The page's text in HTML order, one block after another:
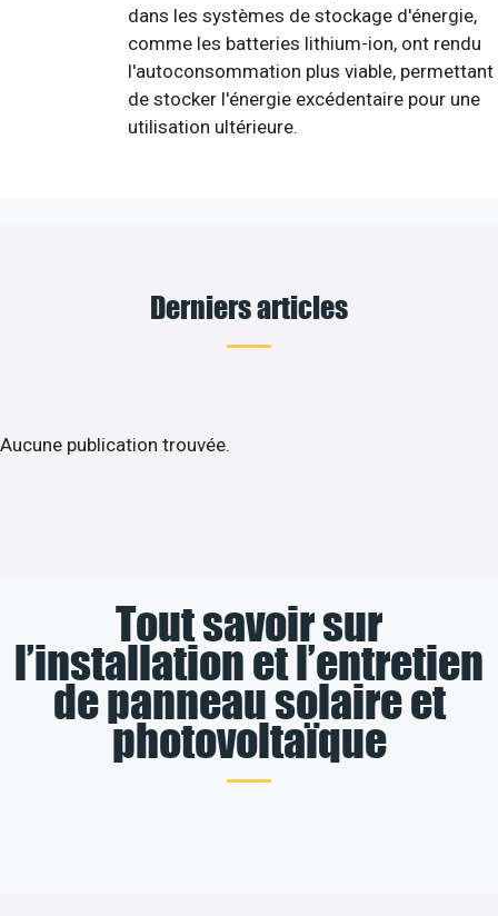
dans les systèmes de stockage d'énergie,
comme les batteries lithium-ion, ont rendu
l'autoconsommation plus viable, permettant
de stocker l'énergie excédentaire pour une
utilisation ultérieure.
Derniers articles
Aucune publication trouvée.
Tout savoir sur
l’installation et l’entretien
de panneau solaire et
photovoltaïque